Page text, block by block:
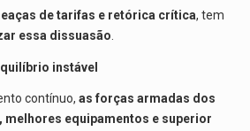
de tarifas e retórica crítica, tem
essa dissuasão
instável
contínuo, as forças armadas dos
melhores equipamentos e superior